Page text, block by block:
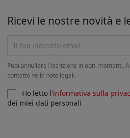
Ricevi le nostre novità e
Puoi annullare l'iscrizione in ogni momenti.
contatto nelle note legali.
Ho letto l'informativa sulla
dei miei dati personali